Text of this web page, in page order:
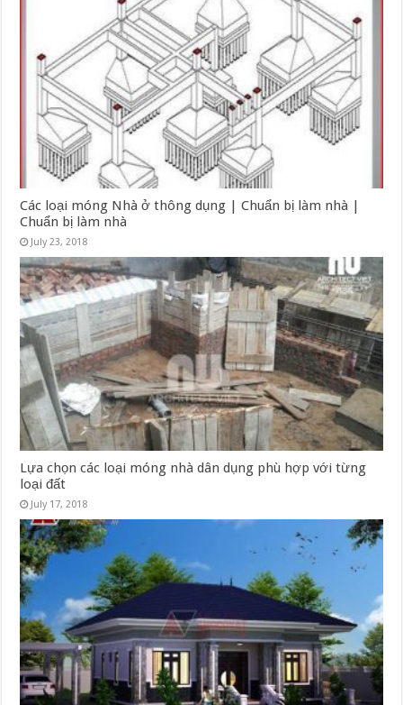
Các loại móng Nhà ở thông dụng | Chuẩn bị làm nhà |
Chuẩn bị làm nhà
July 23, 2018
Lựa chọn các loại móng nhà dân dụng phù hợp với từng
loại đất
July 17, 2018